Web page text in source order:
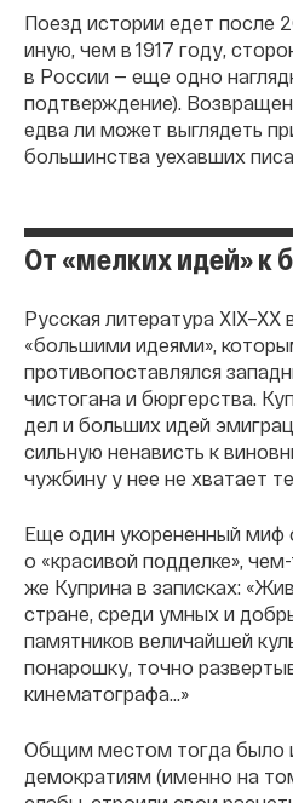
Поезд истории едет после
иную, чем в 1917 году,
в России — еще одно
подтверждение).
едва ли может выглядеть
большинства уехавших
От «мелких идей» к
Русская литература XIX–XX
«большими идеями»,
противопоставлялся
чистогана и бюргерства.
дел и больших идей
сильную ненависть к
чужбину у нее не хватает
Еще один укорененный миф
о «красивой подделке»,
же Куприна в записках:
стране, среди умных и
памятников величайшей
понарошку, точно
кинематографа...»
Общим местом тогда было
демократиям (именно на